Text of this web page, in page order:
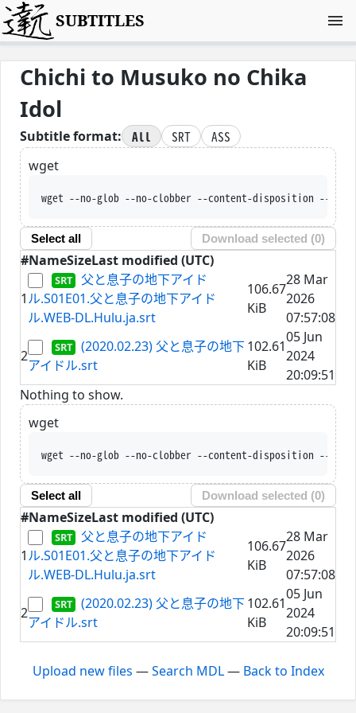
SUBTITLES
Chichi to Musuko no Chika
Idol
Subtitle format: All SRT
ASS
wget
wget --no-glob --no-clobber --content-disposition --trust-server-names
Select all Download selected (0)
#NameSizeLast modified (UTC)
1
父と息子の地下アイド
ル.S01E01.父と息子の地下アイド
ル.WEB-DL.Hulu.ja.srt
106.67
KiB
28 Mar
2026
07:57:08
2
(2020.02.23) 父と息子の地下
アイドル.srt
102.61
KiB
05 Jun
2024
20:09:51
Nothing to show.
wget
wget --no-glob --no-clobber --content-disposition --trust-server-names
Select all Download selected (0)
#NameSizeLast modified (UTC)
1
父と息子の地下アイド
ル.S01E01.父と息子の地下アイド
ル.WEB-DL.Hulu.ja.srt
106.67
KiB
28 Mar
2026
07:57:08
2
(2020.02.23) 父と息子の地下
アイドル.srt
102.61
KiB
05 Jun
2024
20:09:51
Upload new files —Search MDL— Back to Index